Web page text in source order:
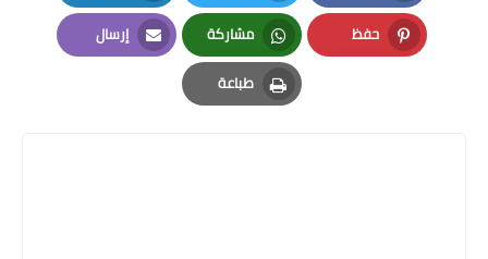
Facebook
Twitter
LinkedIn
حفظ
Pinterest
مشاركة
Whatsapp
إرسال
Email
طباعة
Print